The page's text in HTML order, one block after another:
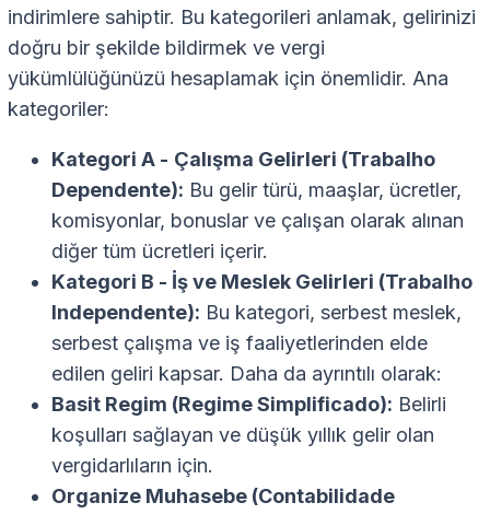
indirimlere sahiptir. Bu kategorileri anlamak, gelirinizi
doğru bir şekilde bildirmek ve vergi
yükümlülüğünüzü hesaplamak için önemlidir. Ana
kategoriler:
Kategori A - Çalışma Gelirleri (Trabalho
Dependente): Bu gelir türü, maaşlar, ücretler,
komisyonlar, bonuslar ve çalışan olarak alınan
diğer tüm ücretleri içerir.
Kategori B - İş ve Meslek Gelirleri (Trabalho
Independente): Bu kategori, serbest meslek,
serbest çalışma ve iş faaliyetlerinden elde
edilen geliri kapsar. Daha da ayrıntılı olarak:
Basit Regim (Regime Simplificado): Belirli
koşulları sağlayan ve düşük yıllık gelir olan
vergidarlıların için.
Organize Muhasebe (Contabilidade